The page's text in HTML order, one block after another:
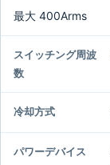
最大 400Arms